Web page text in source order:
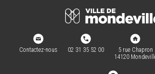
Contactez-nous 02 31 35 52 00
5 rue Chapron
14120